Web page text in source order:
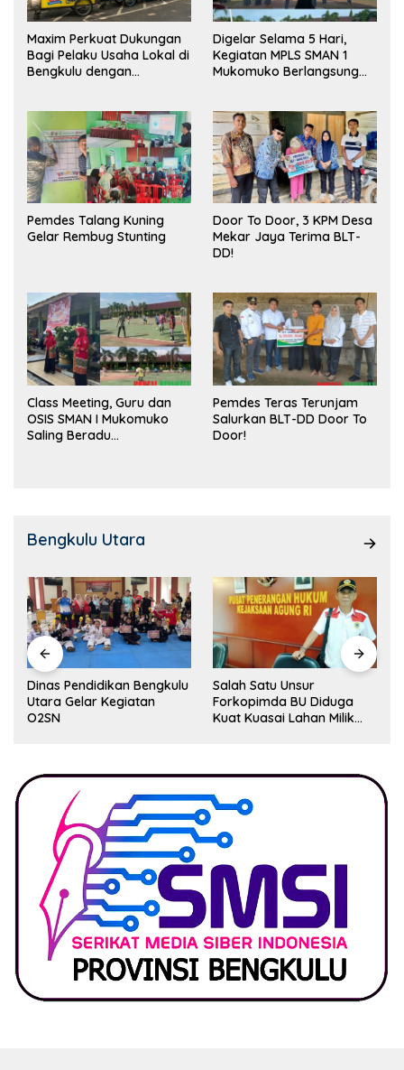
Maxim Perkuat Dukungan
Bagi Pelaku Usaha Lokal di
Bengkulu dengan
Pasar
Digelar Selama 5 Hari,
Kegiatan MPLS SMAN 1
Mukomuko Berlangsung
Pemdes Talang Kuning
Gelar Rembug Stunting
Door To Door, 3 KPM Desa
Mekar Jaya Terima BLT-
DD!
Class Meeting, Guru dan
OSIS SMAN I Mukomuko
Saling Beradu
Pemdes Teras Terunjam
Salurkan BLT-DD Door To
Door!
Bengkulu Utara
Dinas Pendidikan Bengkulu
Utara Gelar Kegiatan
O2SN
Salah Satu Unsur
Forkopimda BU Diduga
Kuat Kuasai Lahan Milik